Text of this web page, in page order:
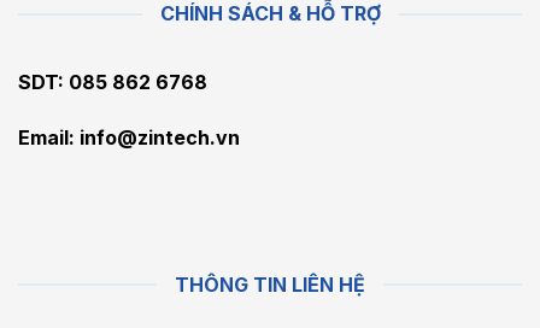
CHÍNH SÁCH & HỖ TRỢ
SDT: 085 862 6768
Email: info@zintech.vn
THÔNG TIN LIÊN HỆ